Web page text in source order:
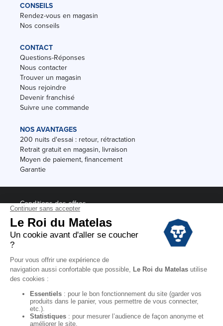
CONSEILS
Rendez-vous en magasin
Nos conseils
CONTACT
Questions-Réponses
Nous contacter
Trouver un magasin
Nous rejoindre
Devenir franchisé
Suivre une commande
NOS AVANTAGES
200 nuits d'essai : retour, rétractation
Retrait gratuit en magasin, livraison
Moyen de paiement, financement
Garantie
Conditions des offres
Black Friday
Destockage
Soldes
Conditions Générales de vente magasin
Conditions Générales de vente internet
Mentions Légales
Données personnelles
Codes promo Le Roi du Matelas